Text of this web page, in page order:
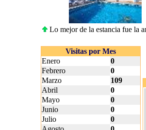
Lo mejor de la estancia fue la
Visitas por Mes
Enero
0
Febrero
0
Marzo
109
Abril
0
Mayo
0
Junio
0
Julio
0